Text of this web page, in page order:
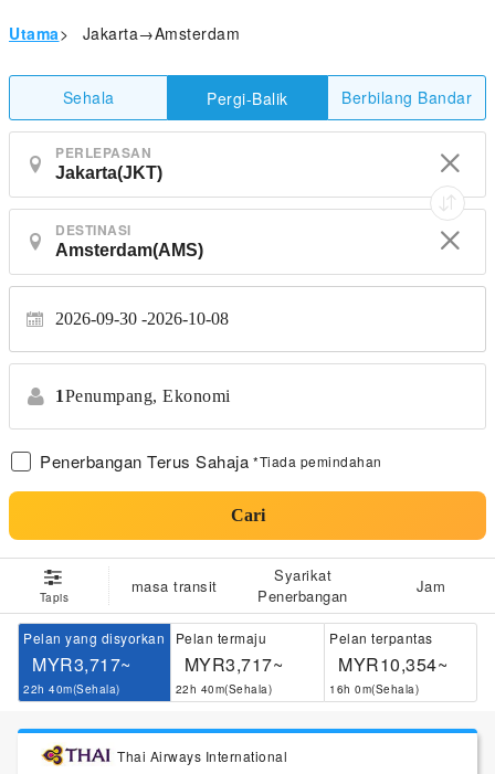
Utama> Jakarta→Amsterdam
Sehala Pergi-Balik Berbilang Bandar
PERLEPASAN
DESTINASI
2026-09-30 2026-10-08
1Penumpang, Ekonomi
Penerbangan Terus Sahaja *Tiada pemindahan
Cari
Tapis
masa transit
Syarikat
Penerbangan
Jam
Pelan yang disyorkan
MYR3,717~
22h 40m(Sehala)
Pelan termaju
MYR3,717~
22h 40m(Sehala)
Pelan terpantas
MYR10,354~
16h 0m(Sehala)
Thai Airways International